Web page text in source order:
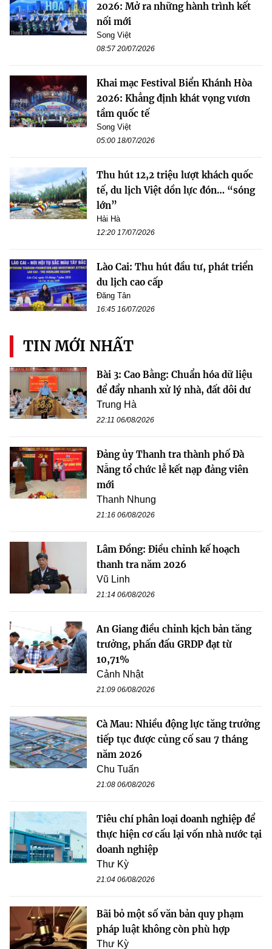
2026: Mở ra những hành trình kết
nối mới
Song Việt
08:57 20/07/2026
Khai mạc Festival Biển Khánh Hòa
2026: Khẳng định khát vọng vươn
tầm quốc tế
Song Việt
05:00 18/07/2026
Thu hút 12,2 triệu lượt khách quốc
tế, du lịch Việt dồn lực đón… “sóng
lớn”
Hải Hà
12:20 17/07/2026
Lào Cai: Thu hút đầu tư, phát triển
du lịch cao cấp
Đăng Tân
16:45 16/07/2026
TIN MỚI NHẤT
Bài 3: Cao Bằng: Chuẩn hóa dữ liệu
để đẩy nhanh xử lý nhà, đất dôi dư
Trung Hà
22:11 06/08/2026
Đảng ủy Thanh tra thành phố Đà
Nẵng tổ chức lễ kết nạp đảng viên
mới
Thanh Nhung
21:16 06/08/2026
Lâm Đồng: Điều chỉnh kế hoạch
thanh tra năm 2026
Vũ Linh
21:14 06/08/2026
An Giang điều chỉnh kịch bản tăng
trưởng, phấn đấu GRDP đạt từ
10,71%
Cảnh Nhật
21:09 06/08/2026
Cà Mau: Nhiều động lực tăng trưởng
tiếp tục được củng cố sau 7 tháng
năm 2026
Chu Tuấn
21:08 06/08/2026
Tiêu chí phân loại doanh nghiệp để
thực hiện cơ cấu lại vốn nhà nước tại
doanh nghiệp
Thư Kỳ
21:04 06/08/2026
Bãi bỏ một số văn bản quy phạm
pháp luật không còn phù hợp
Thư Kỳ